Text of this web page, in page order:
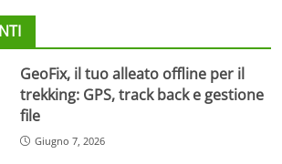
GeoFix, il tuo alleato offline per il
trekking: GPS, track back e gestione
file
Giugno 7, 2026